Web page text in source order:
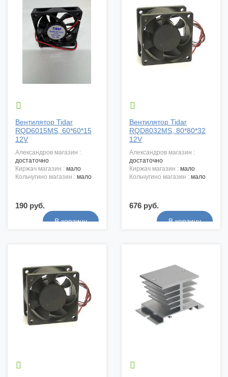

Вентилятор Tidar
RQD6015MS, 60*60*15
12V
александров магазин :
достаточно
киржач магазин : мало
кольчугино магазин : мало
190 руб.

Вентилятор Tidar
RQD8032MS, 80*80*32
12V
александров магазин :
достаточно
киржач магазин : мало
кольчугино магазин : мало
676 руб.
 